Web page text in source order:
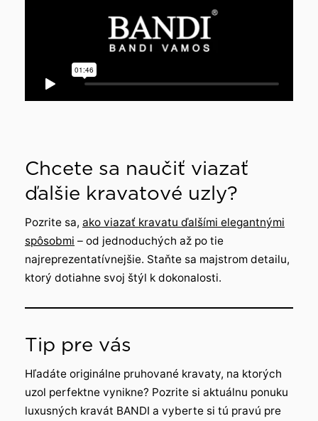
Chcete sa naučiť viazať
ďalšie kravatové uzly?
Pozrite sa, ako viazať kravatu ďalšími elegantnými
spôsobmi – od jednoduchých až po tie
najreprezentatívnejšie. Staňte sa majstrom detailu,
ktorý dotiahne svoj štýl k dokonalosti.
Tip pre vás
Hľadáte originálne pruhované kravaty, na ktorých
uzol perfektne vynikne? Pozrite si aktuálnu ponuku
luxusných kravát BANDI a vyberte si tú pravú pre